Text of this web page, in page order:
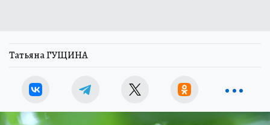
Татьяна ГУЩИНА